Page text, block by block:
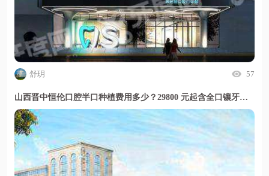
舒玥 57
山西晋中恒伦口腔半口种植费用多少？29800 元起含全口镶牙定价透明放心选